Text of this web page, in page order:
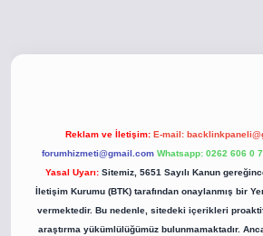
Reklam ve İletişim: E-mail:
forumhizmeti@gmail.com Whatsapp: 0262 606 0
Yasal Uyarı: Sitemiz, 5651 Sayılı Kanun
İletişim Kurumu (BTK) tarafından onaylanmış bir
vermektedir. Bu nedenle, sitedeki içerikleri
araştırma yükümlülüğümüz bulunmamaktadır.